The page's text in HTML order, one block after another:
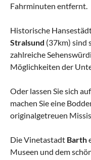
Fahrminuten entfernt.
Historische
Stralsund (37km) sind
zahlreiche
Möglichkeiten der
Oder lassen Sie sich
machen Sie eine
originalgetreuen
Die Vinetastadt Barth
Museen und dem